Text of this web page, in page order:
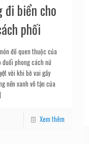
đi biển cho
phối
đồ quen thuộc của
phong cách nữ
vời khi bờ vai gầy
nền xanh vô tận của
Xem thêm